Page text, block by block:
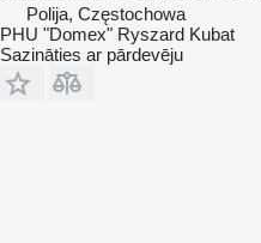
Polija, Częstochowa
PHU "Domex" Ryszard Kubat
Sazināties ar pārdevēju